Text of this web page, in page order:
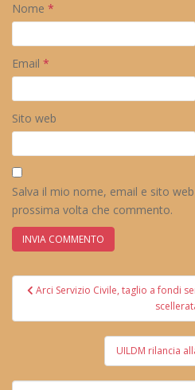
Nome *
Email *
Sito web
Salva il mio nome, email e sito
prossima volta che commento.
Navigazione
Arci Servizio Civile, taglio a fondi
UILDM rilancia